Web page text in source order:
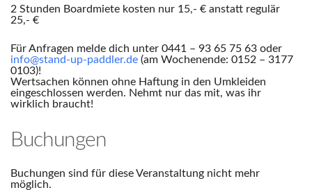
2 Stunden Boardmiete kosten nur 15,- € anstatt regulär
25,- €
Für Anfragen melde dich unter 0441 – 93 65 75 63 oder
info@stand-up-paddler.de (am Wochenende: 0152 – 3177
0103)!
Wertsachen können ohne Haftung in den Umkleiden
eingeschlossen werden. Nehmt nur das mit, was ihr
wirklich braucht!
Buchungen
Buchungen sind für diese Veranstaltung nicht mehr
möglich.